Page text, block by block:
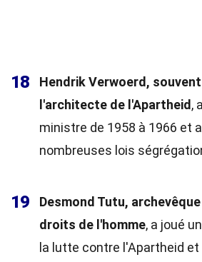
18
Hendrik Verwoerd,
l'architecte de l'Apartheid ,
ministre de 1958 à 1966 et
nombreuses lois
19
Desmond Tutu,
droits de l'homme, a joué
la lutte contre l'Apartheid et